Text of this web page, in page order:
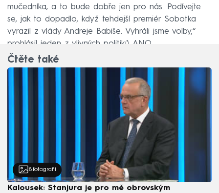
mučedníka, a to bude dobře jen pro nás. Podívejte
se, jak to dopadlo, když tehdejší premiér Sobotka
vyrazil z vlády Andreje Babiše. Vyhráli jsme volby,“
prohlásil jeden z vlivných politiků ANO.
Čtěte také
8 fotografií
Kalousek: Stanjura je pro mě obrovským